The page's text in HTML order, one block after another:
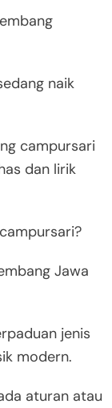
naik
campursari
dan lirik
Jawa
jenis
modern.
aturan atau